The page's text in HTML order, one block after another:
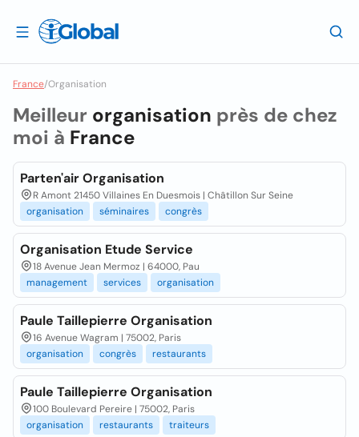
France/Organisation
Meilleur organisation près de chez
moi à France
Parten'air Organisation
R Amont 21450 Villaines En Duesmois | Châtillon Sur Seine
organisation
séminaires congrès
Organisation Etude Service
18 Avenue Jean Mermoz | 64000, Pau
management
services organisation
Paule Taillepierre Organisation
16 Avenue Wagram | 75002, Paris
organisation
congrès restaurants
Paule Taillepierre Organisation
100 Boulevard Pereire | 75002, Paris
organisation
restaurants traiteurs